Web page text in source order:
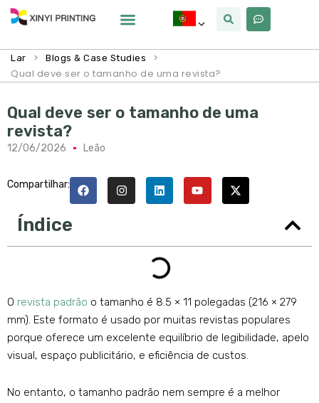
Lar > Blogs & Case Studies
>
Qual deve ser o tamanho de uma revista?
Qual deve ser o tamanho de uma
revista?
12/06/2026 Leão
Compartilhar:
Índice
O revista padrão o tamanho é 8.5 × 11 polegadas (216 × 279
mm). Este formato é usado por muitas revistas populares
porque oferece um excelente equilíbrio de legibilidade, apelo
visual, espaço publicitário, e eficiência de custos.
No entanto, o tamanho padrão nem sempre é a melhor